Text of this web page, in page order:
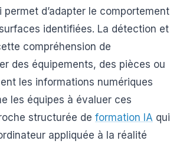
permet d’adapter le comportement
identifiées. La détection et
compréhension de
des équipements, des pièces ou
les informations numériques
les équipes à évaluer ces
structurée de formation IA qui
appliquée à la réalité